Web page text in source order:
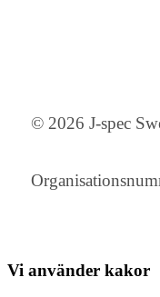
© 2026 J-spec
Vi använder kakor